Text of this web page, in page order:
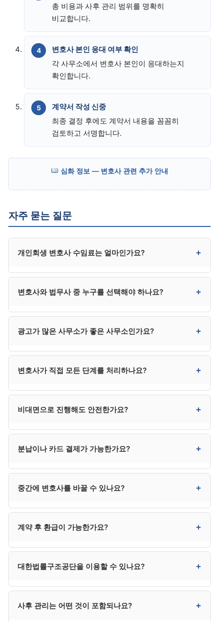
총 비용과 사후 관리 범위를 명확히
비교합니다.
변호사 본인 응대 여부 확인
각 사무소에서 변호사 본인이 응대하는지
확인합니다.
계약서 작성 신중
최종 결정 후에도 계약서 내용을 꼼꼼히
검토하고 서명합니다.
심화 정보 — 변호사 관련 추가 안내
자주 묻는 질문
개인회생 변호사 수임료는 얼마인가요? +
지역, 사무소 규모에 따라 차이가 있으며, 수도권은
250만 원 전후로 다소 낮지만 법정 대리권에 제한이 있어
분쟁 시 한계가 있습니다.
변호사와 법무사 중 누구를 선택해야 하나요? +
채권자 이의가 예상되거나 복잡한 사건은 변호사가
제한이 있어 분쟁 발생 시 변호사를 추가 선임해야 할 수
있어, 결과적으로 변호사가 더 효율적인 경우가
광고가 많은 사무소가 좋은 사무소인가요? +
반영되거나, 사건이 과다해 개별 관리가 약해질 수
선택은 직접 상담을 통해 결정하시는 것이 좋습니다.
변호사가 직접 모든 단계를 처리하나요? +
운영됩니다. 변호사가 사건 수임 결정, 변제계획안 최종
서류 작업은 사무직원이 진행하는 것이 일반적입니다.
계약서에 담당 변호사 명의가 명확하고 중요 단계에서
비대면으로 진행해도 안전한가요? +
안전하게 처리할 수 있습니다. 다른 지역의 평판 좋은
있습니다.
분납이나 카드 결제가 가능한가요? +
일반적이며, 카드 무이자 할부도 3·6·12개월 등으로
수임료를 마련하는 것은 사해행위 의심을 받을 수 있어
위험합니다.
중간에 변호사를 바꿀 수 있나요? +
있습니다. 처음 계약 시 신중하게 선택하시는 것이 가장
계약 후 환급이 가능한가요? +
100%, 서류 작성 단계 50~70%, 신청 후 30~50%,
계약서의 환급 규정을 사전 확인하시기 바랍니다.
대한법률구조공단을 이용할 수 있나요? +
저렴하거나 무료로 진행할 수 있습니다. 자격 요건은
사후 관리는 어떤 것이 포함되나요? +